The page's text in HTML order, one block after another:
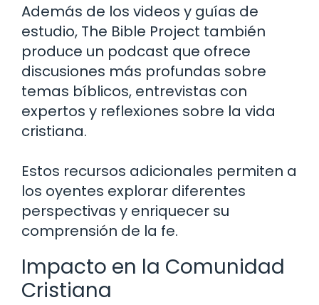
Además de los videos y guías de
estudio, The Bible Project también
produce un podcast que ofrece
discusiones más profundas sobre
temas bíblicos, entrevistas con
expertos y reflexiones sobre la vida
cristiana.
Estos recursos adicionales permiten a
los oyentes explorar diferentes
perspectivas y enriquecer su
comprensión de la fe.
Impacto en la Comunidad
Cristiana